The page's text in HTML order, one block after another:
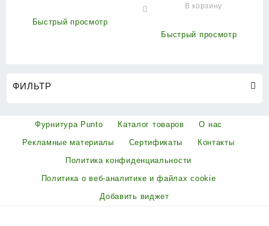
Быстрый просмотр
бронза
В корзину
Быстрый просмотр
ФИЛЬТР
Фурнитура Punto Каталог товаров
О нас
Рекламные материалы
Сертификаты
Контакты
Политика конфиденциальности
Политика о веб-аналитике и файлах cookie
Добавить виджет